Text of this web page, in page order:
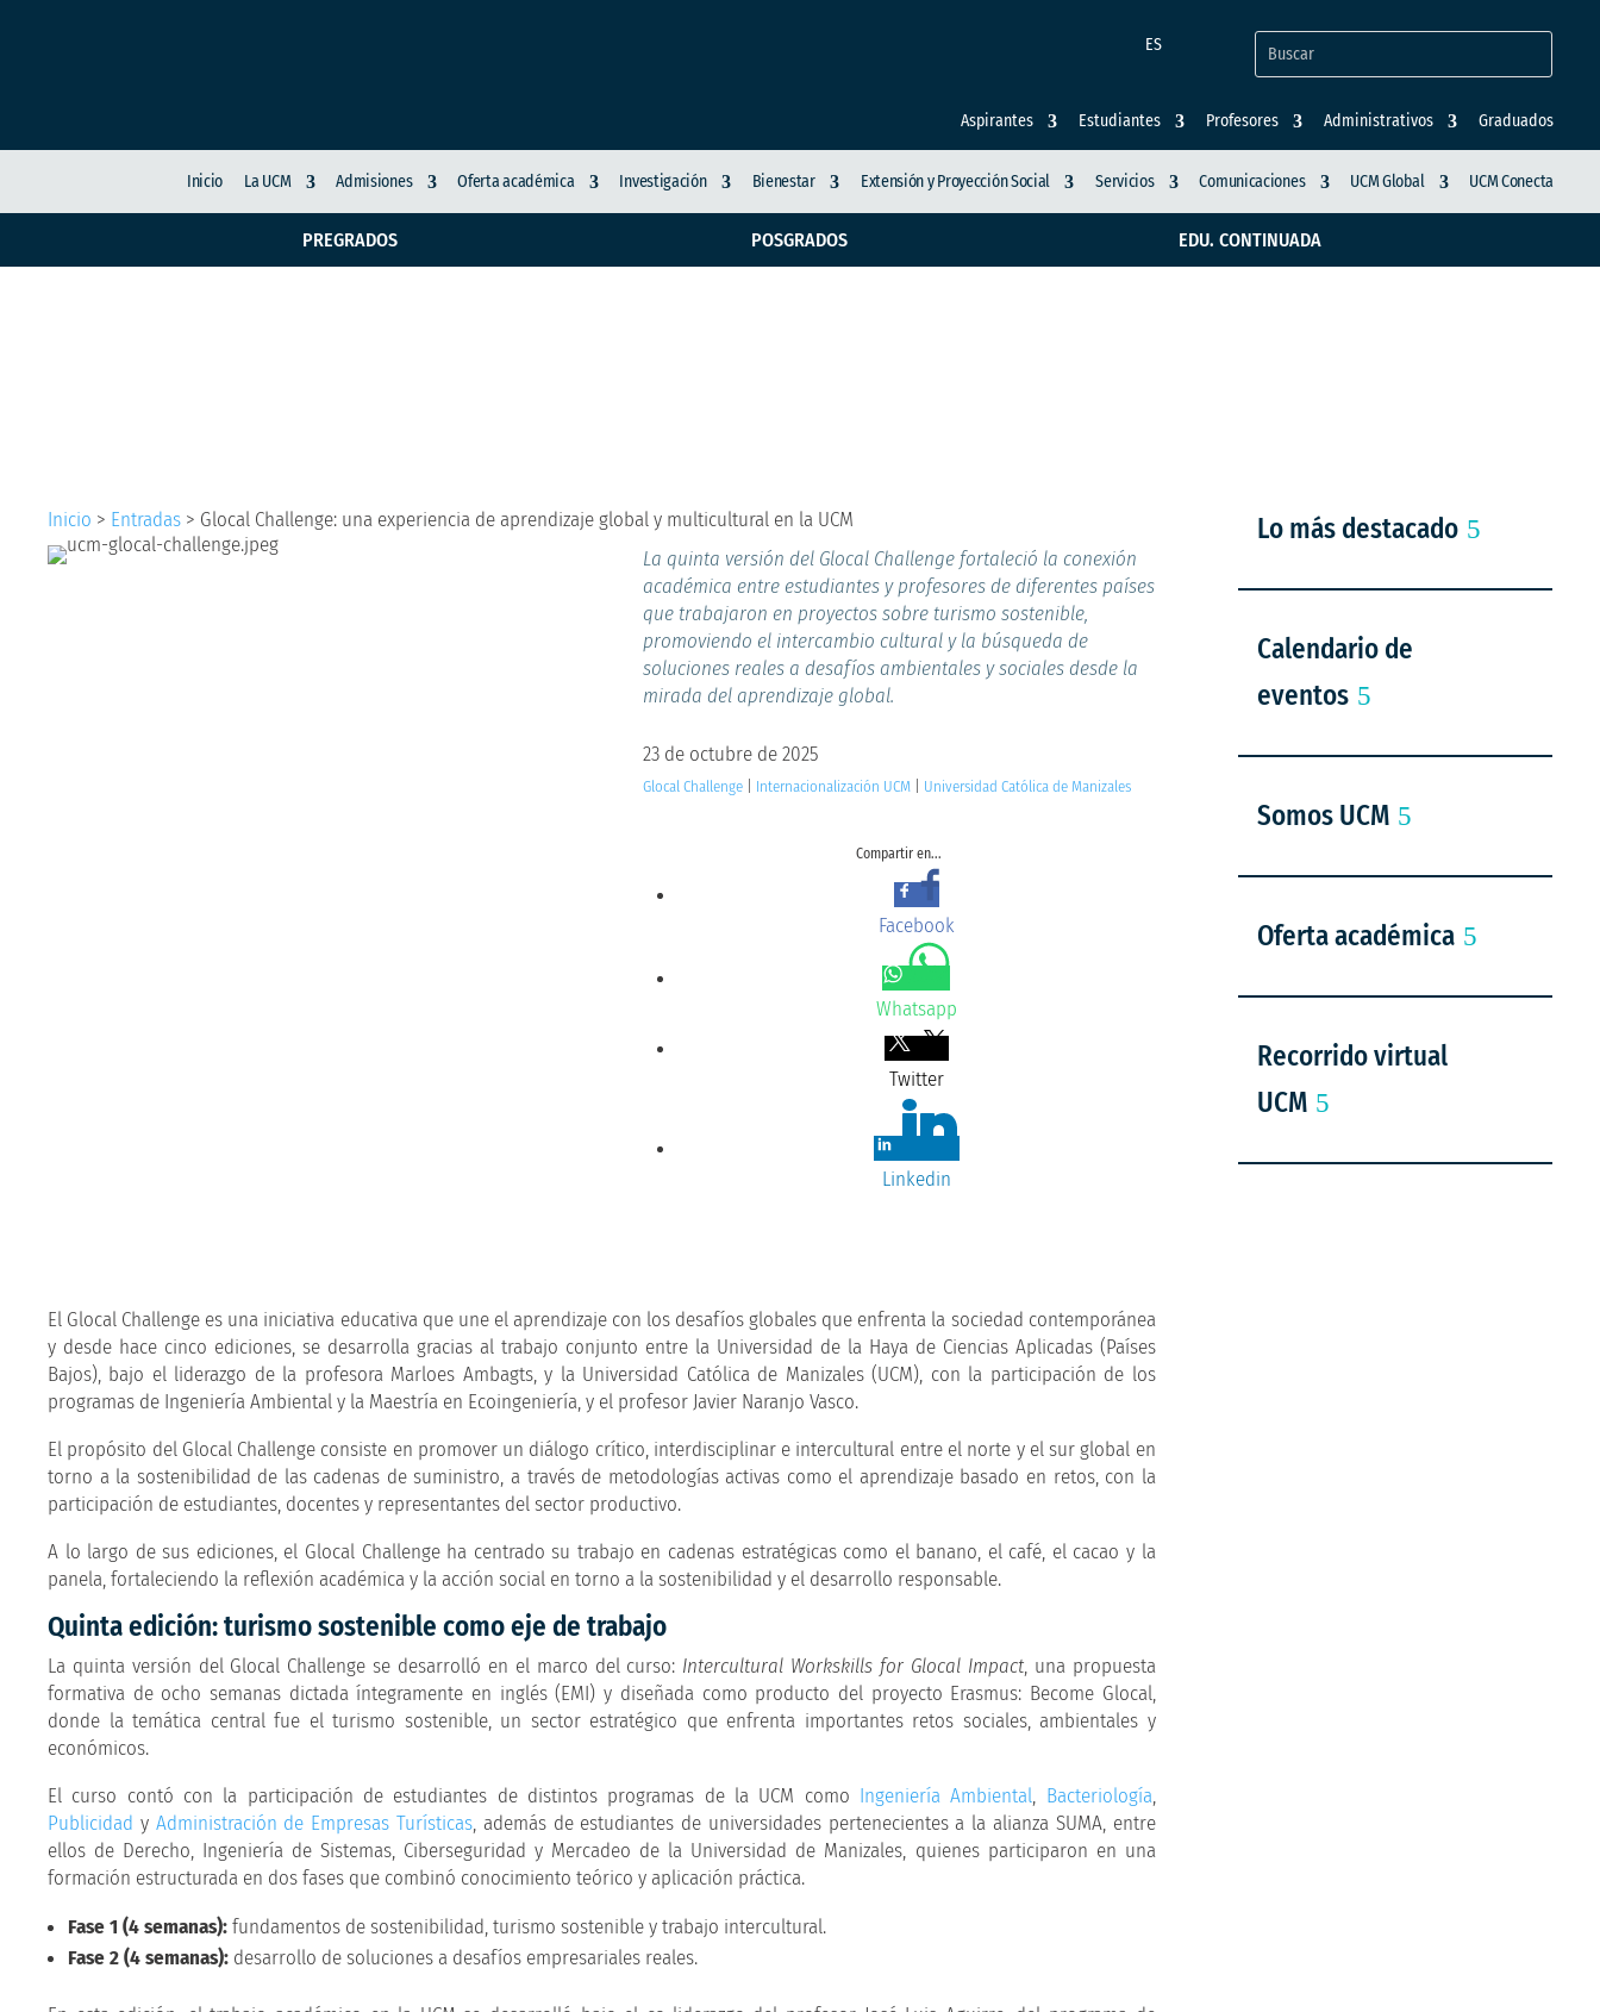
ES
Aspirantes Estudiantes Profesores Administrativos Graduados
Inicio La UCM Admisiones Oferta académica Investigación Bienestar Extensión y Proyección Social Servicios Comunicaciones UCM Global UCM Conecta
PREGRADOS POSGRADOS EDU. CONTINUADA
Inicio > Entradas > Glocal Challenge: una experiencia de aprendizaje global y multicultural en la UCM
La quinta versión del Glocal Challenge fortaleció la conexión
académica entre estudiantes y profesores de diferentes países
que trabajaron en proyectos sobre turismo sostenible,
promoviendo el intercambio cultural y la búsqueda de
soluciones reales a desafíos ambientales y sociales desde la
mirada del aprendizaje global.
23 de octubre de 2025
Glocal Challenge Internacionalización UCM Universidad Católica de Manizales
Compartir en...
Facebook
Whatsapp
Twitter
Linkedin
El Glocal Challenge es una iniciativa educativa que une el aprendizaje con los desafíos globales que enfrenta la sociedad contemporánea
y desde hace cinco ediciones, se desarrolla gracias al trabajo conjunto entre la Universidad de la Haya de Ciencias Aplicadas (Países
Bajos), bajo el liderazgo de la profesora Marloes Ambagts, y la Universidad Católica de Manizales (UCM), con la participación de los
programas de Ingeniería Ambiental y la Maestría en Ecoingeniería, y el profesor Javier Naranjo Vasco.
El propósito del Glocal Challenge consiste en promover un diálogo crítico, interdisciplinar e intercultural entre el norte y el sur global en
torno a la sostenibilidad de las cadenas de suministro, a través de metodologías activas como el aprendizaje basado en retos, con la
participación de estudiantes, docentes y representantes del sector productivo.
A lo largo de sus ediciones, el Glocal Challenge ha centrado su trabajo en cadenas estratégicas como el banano, el café, el cacao y la
panela, fortaleciendo la reflexión académica y la acción social en torno a la sostenibilidad y el desarrollo responsable.
Quinta edición: turismo sostenible como eje de trabajo
La quinta versión del Glocal Challenge se desarrolló en el marco del curso: Intercultural Workskills for Glocal Impact, una propuesta
formativa de ocho semanas dictada íntegramente en inglés (EMI) y diseñada como producto del proyecto Erasmus: Become Glocal,
donde la temática central fue el turismo sostenible, un sector estratégico que enfrenta importantes retos sociales, ambientales y
económicos.
El curso contó con la participación de estudiantes de distintos programas de la UCM como Ingeniería Ambiental, Bacteriología,
Publicidad y Administración de Empresas Turísticas, además de estudiantes de universidades pertenecientes a la alianza SUMA, entre
ellos de Derecho, Ingeniería de Sistemas, Ciberseguridad y Mercadeo de la Universidad de Manizales, quienes participaron en una
formación estructurada en dos fases que combinó conocimiento teórico y aplicación práctica.
Fase 1 (4 semanas):fundamentos de sostenibilidad, turismo sostenible y trabajo intercultural.
Fase 2 (4 semanas): desarrollo de soluciones a desafíos empresariales reales.
Lo más destacado
Calendario de
eventos
Somos UCM
Oferta académica
Recorrido virtual
UCM